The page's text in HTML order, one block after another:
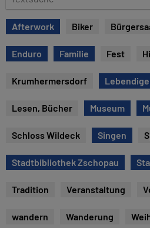
m
e
x
t
s
u
Afterwork Biker
Enduro Familie Fest
Krumhermersdorf
Lesen, Bücher Museum
Schloss Wildeck Singen
Stadtbibliothek Zschopau
Tradition Veranstaltung
wandern Wanderung